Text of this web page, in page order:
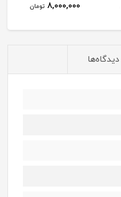
8,000,000 تومان
دیدگاه‌ها